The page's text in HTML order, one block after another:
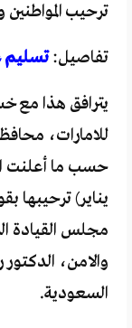
ترحيب المواطنين
تفاصيل:تسليم
يترافق هذا مع
للامارات،
يناير) ترحيبها
مجلس القيادة
والامن،
السعودية.